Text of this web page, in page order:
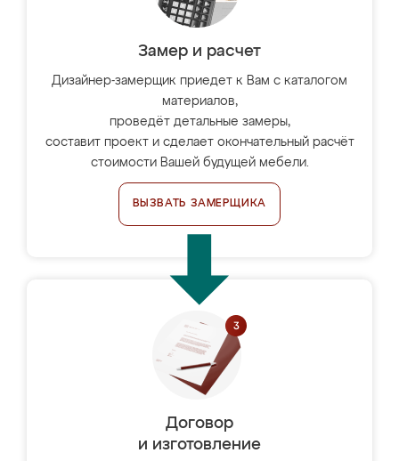
Замер и расчет
Дизайнер-замерщик приедет к Вам с каталогом
материалов,
проведёт детальные замеры,
составит проект и сделает окончательный расчёт
стоимости Вашей будущей мебели.
ВЫЗВАТЬ ЗАМЕРЩИКА
Договор
и изготовление